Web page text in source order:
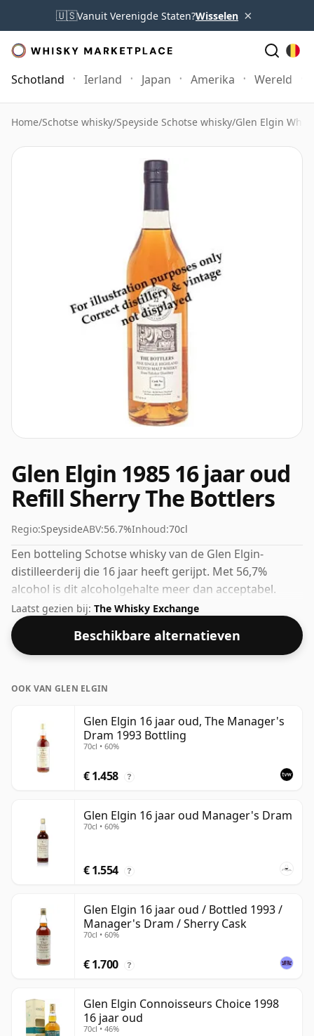
🇺🇸Vanuit Verenigde Staten?Wisselen ×
Schotland Ierland Japan Amerika Wereld
Home/Schotse whisky/Speyside Schotse whisky/Glen Elgin
Glen Elgin 1985 16 jaar oud
Refill Sherry The Bottlers
Regio:SpeysideABV:56.7%Inhoud:70cl
Een botteling Schotse whisky van de Glen Elgin-
distilleerderij die 16 jaar heeft gerijpt. Met 56,7%
alcohol is dit alcoholgehalte meer dan acceptabel.
Gebotteld in de standaardafgiftegrootte van 70cl.
Laatst gezien bij: The Whisky Exchange
Beschikbare alternatieven
OOK VAN GLEN ELGIN
Glen Elgin 16 jaar oud, The Manager's
Dram 1993 Bottling
70cl • 60%
€ 1.458 ?
Glen Elgin 16 jaar oud Manager's Dram
70cl • 60%
€ 1.554 ?
Glen Elgin 16 jaar oud / Bottled 1993 /
Manager's Dram / Sherry Cask
70cl • 60%
€ 1.700 ?
Glen Elgin Connoisseurs Choice 1998
16 jaar oud
70cl • 46%